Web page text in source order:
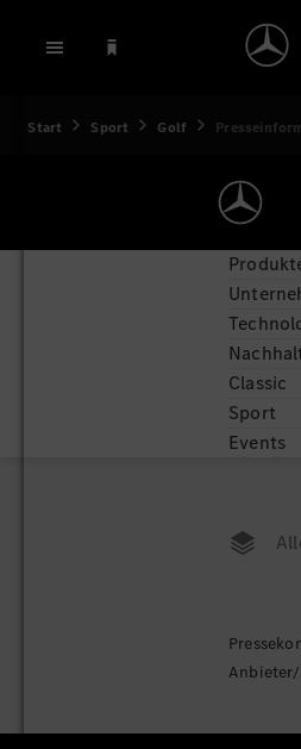
Start Sport Golf
Classic
Sport
Events
Die 151. The Open:
Titelverteidiger
im Mercedes-